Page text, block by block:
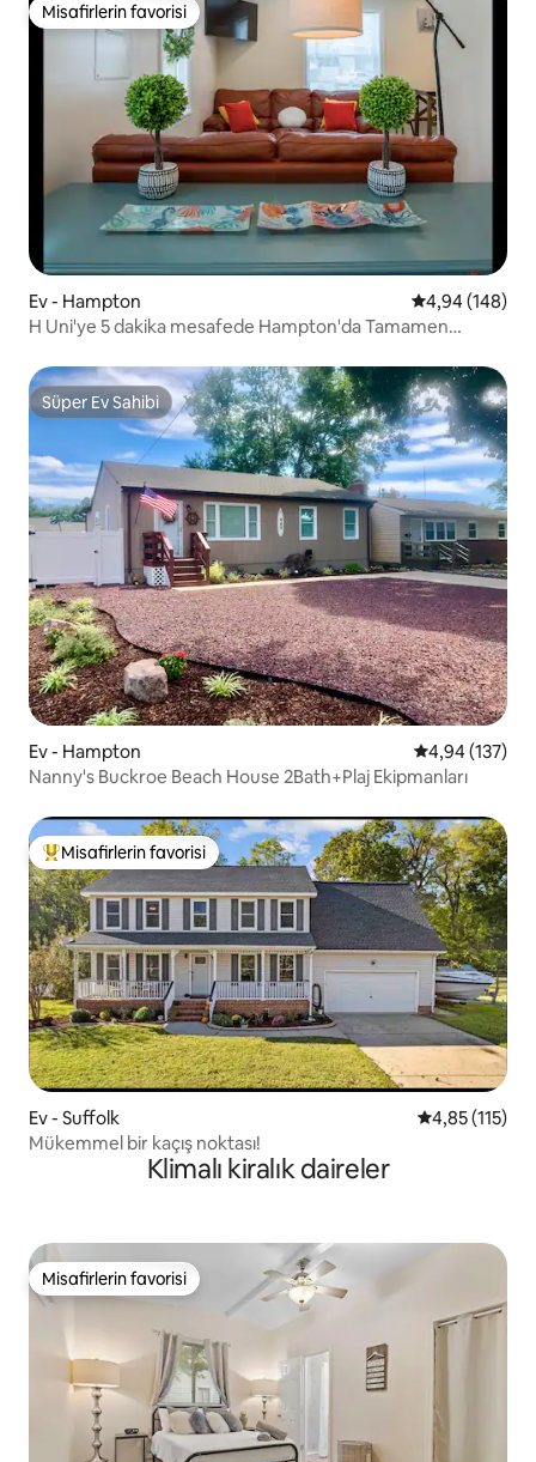
Misafirlerin favorisi
Misafirlerin favorisi
Ev - Hampton 5 üzerinden
4,94 (148)
H Uni'ye 5 dakika mesafede Hampton'da Tamamen
Süper Ev Sahibi
Süper Ev Sahibi
Ev - Hampton 5 üzerinden
4,94 (137)
Nanny's Buckroe Beach House 2Bath+Plaj Ekipmanları
Misafirlerin favorilerinden en beğenilenler arasında
Misafirlerin favorisi
Ev - Suffolk 5 üzerinden
4,85 (115)
Mükemmel bir kaçış noktası!
Klimalı kiralık daireler
Misafirlerin favorisi
Misafirlerin favorisi